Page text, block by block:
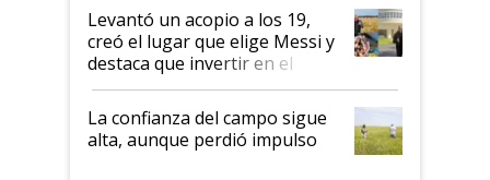
Levantó un acopio a los 19,
creó el lugar que elige Messi y
destaca que invertir en el
kirchnerismo era como "darle
plata a un hijo para droga":
Juan Félix Rossetti, el libertario
que de una dura crisis salió
La confianza del campo sigue
alta, aunque perdió impulso